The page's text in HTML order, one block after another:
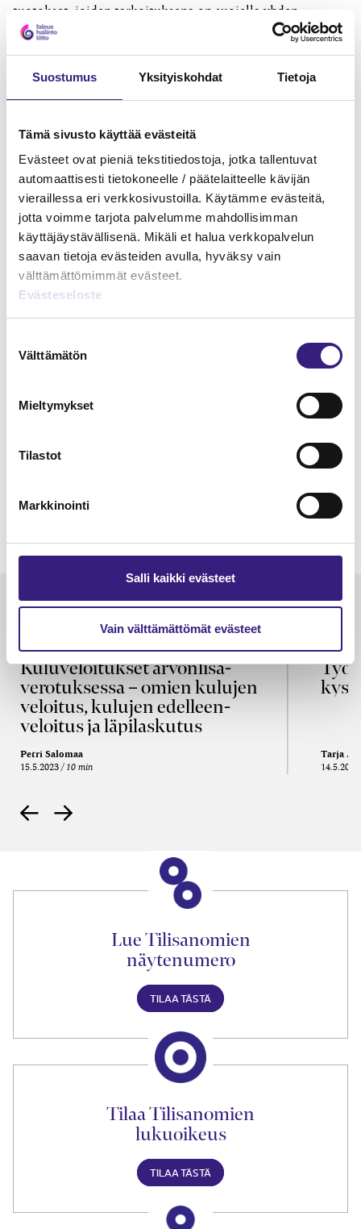
Suostumus Yksityiskohdat Tietoja
Tämä sivusto käyttää evästeitä
Evästeet ovat pieniä tekstitiedostoja, jotka tallentuvat
automaattisesti tietokoneelle / päätelaitteelle kävijän
vieraillessa eri verkkosivustoilla. Käytämme evästeitä,
jotta voimme tarjota palvelumme mahdollisimman
käyttäjäystävällisenä. Mikäli et halua verkkopalvelun
saavan tietoja evästeiden avulla, hyväksy vain
välttämättömimmät evästeet.
Evästeseloste
valinta
Välttämätön
Mieltymykset
Tilastot
Markkinointi
Salli kaikki evästeet
Vain välttämättömät evästeet
tuotokset, joiden tarkoituksena on suojella yhden
ammattikunnan etua muiden kustannuksella.
hattua ja onnittelen hyvin tehdystä työstä. Tästä teille
palkkaa maksetaan. Toivon kuitenkin, että tämän jälkeen
maailman parasta taloushallintoa, eli ajantasaista,
kustannustehokkaasti tuotettua, luotettavaa ja
asiakkaalleen lisäarvoa tuottavaa palvelua, josta asiakas
on valmis maksamaan vapaaehtoisesti.
Luetuimmat
Kulu­veloitukset arvon­lisä­
verotuksessa – omien kulujen
veloitus, kulujen edelleen­
veloitus ja läpi­laskutus
Petri Salomaa
15.5.2023 10 min
Tarja
14.5.2021
Lue Tilisanomien
näytenumero
TILAA TÄSTÄ
Tilaa Tilisanomien
lukuoikeus
TILAA TÄSTÄ